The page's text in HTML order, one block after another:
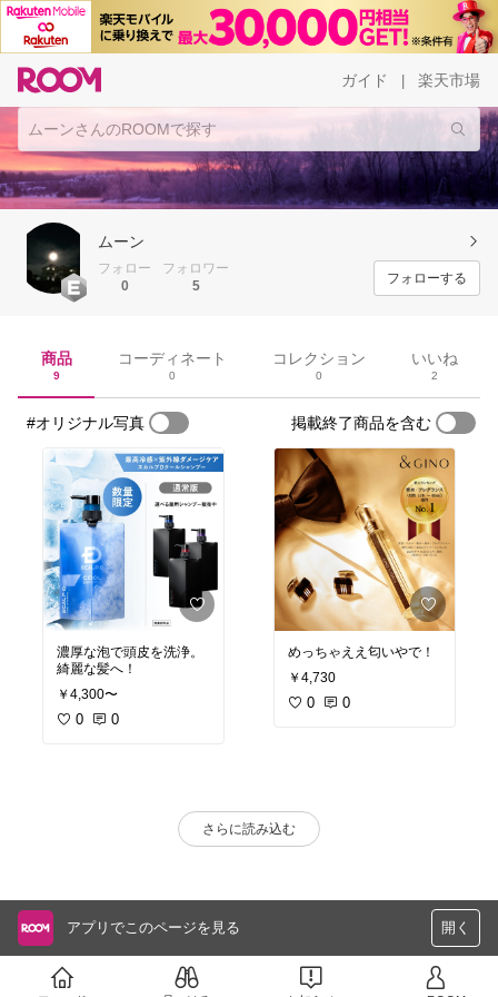
ガイド 楽天市場
ムーン
フォロー
0
フォロワー
5
フォローする
商品
9
コーディネート
0
コレクション
0
いいね
2
#オリジナル写真 掲載終了商品を含む
濃厚な泡で頭皮を洗浄。
綺麗な髪へ！
￥4,300〜
0 0
めっちゃええ匂いやで！
￥4,730
0 0
さらに読み込む
アプリでこのページを見る 開く